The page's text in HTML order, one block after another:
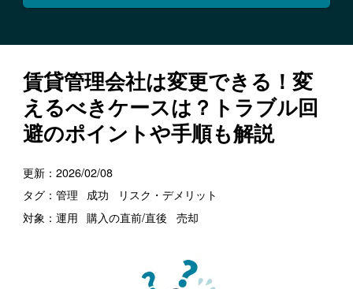
賃貸管理会社は変更できる！変
えるべきケースは？トラブル回
避のポイントや手順も解説
更新： 2026/02/08
タグ： 管理 成功
リスク・デメリット
対象： 運用 購入の直前/直後 売却